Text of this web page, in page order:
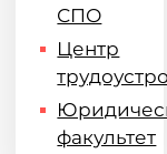
СПО
Центр
факультет